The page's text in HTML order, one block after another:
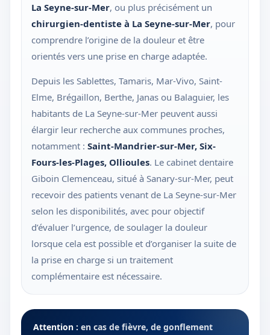
La Seyne-sur-Mer, ou plus précisément un
chirurgien-dentiste à La Seyne-sur-Mer, pour
comprendre l’origine de la douleur et être
orientés vers une prise en charge adaptée.
Depuis les Sablettes, Tamaris, Mar-Vivo, Saint-
Elme, Brégaillon, Berthe, Janas ou Balaguier, les
habitants de La Seyne-sur-Mer peuvent aussi
élargir leur recherche aux communes proches,
notamment : Saint-Mandrier-sur-Mer, Six-
Fours-les-Plages, Ollioules. Le cabinet dentaire
Giboin Clemenceau, situé à Sanary-sur-Mer, peut
recevoir des patients venant de La Seyne-sur-Mer
selon les disponibilités, avec pour objectif
d’évaluer l’urgence, de soulager la douleur
lorsque cela est possible et d’organiser la suite de
la prise en charge si un traitement
complémentaire est nécessaire.
Attention : en cas de fièvre, de gonflement